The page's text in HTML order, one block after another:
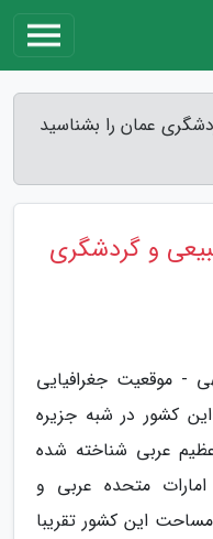
عمان را بشناسید
و گردشگری
- موقعیت جغرافیایی
کشور در شبه جزیره
عربی شناخته شده
متحده عربی و
این کشور تقریبا